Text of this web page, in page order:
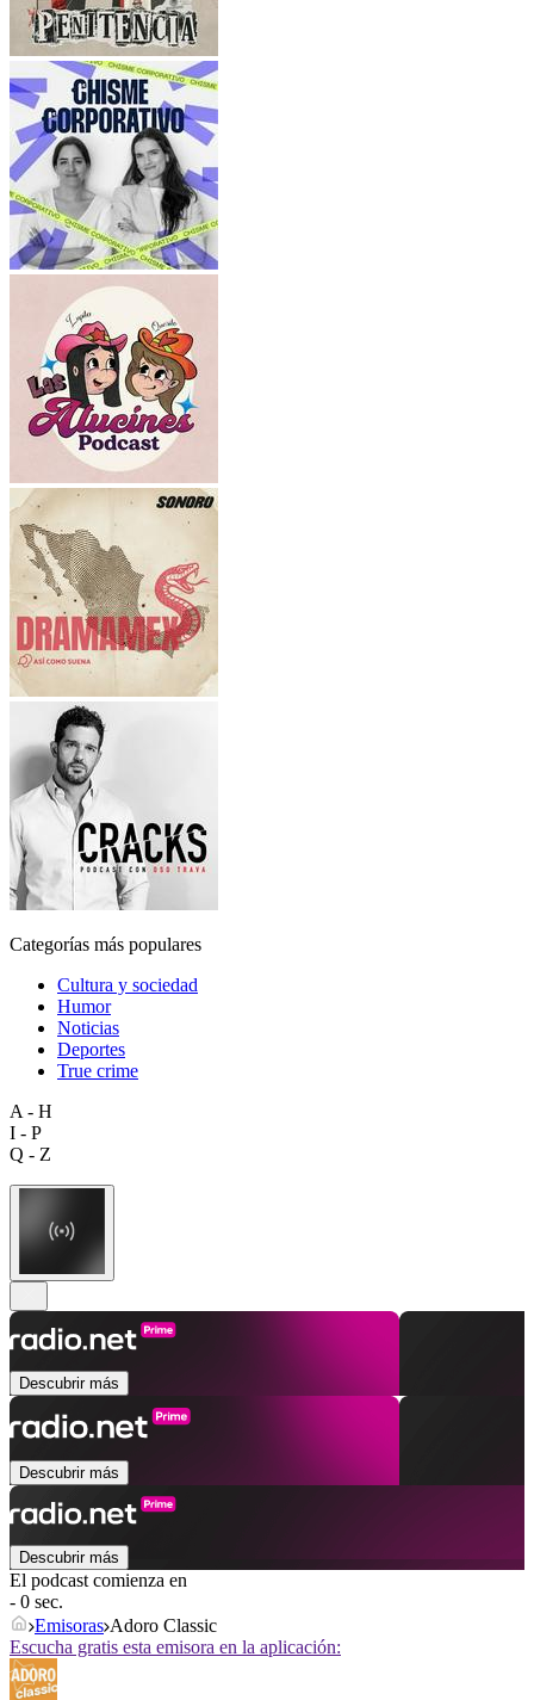
Categorías más populares
Cultura y sociedad
Humor
Noticias
Deportes
True crime
A - H
I - P
Q - Z
Descubrir más
Descubrir más
Descubrir más
El podcast comienza en
- 0 sec.
Emisoras Adoro Classic
Escucha gratis esta emisora en la aplicación: